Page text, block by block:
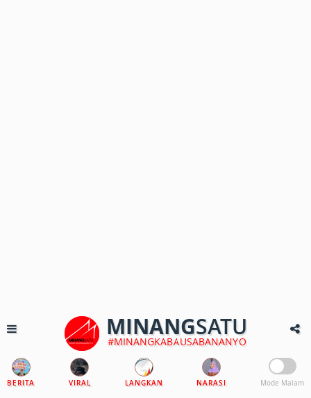
MINANGSATU
#MINANGKABAUSABANANYO
BERITA VIRAL LANGKAN NARASI Mode Malam